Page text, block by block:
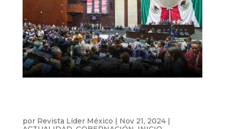
por Revista Líder México | Nov 21, 2024|